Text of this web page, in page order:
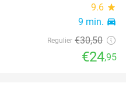
9.6 star
9 min. directions_car
Regulier €30,50
€24,95